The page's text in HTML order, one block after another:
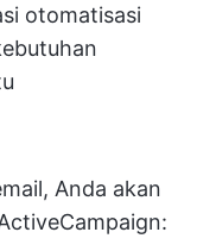
otomatisasi
Anda akan